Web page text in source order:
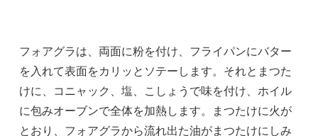
フォアグラは、両面に粉を付け、フライパンにバター
を入れて表面をカリッとソテーします。それとまつた
けに、コニャック、塩、こしょうで味を付け、ホイル
に包みオーブンで全体を加熱します。まつたけに火が
とおり、フォアグラから流れ出た油がまつたけにしみ